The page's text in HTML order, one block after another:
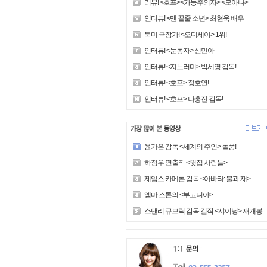
리뷰! <호프><가능주의자> <모아나>
인터뷰! <맨 끝줄 소년> 최현욱 배우
북미 극장가! <오디세이> 1위!
인터뷰! <눈동자> 신민아
인터뷰! <지느러미> 박세영 감독!
인터뷰! <호프> 정호연!
인터뷰! <호프> 나홍진 감독!
윤가은 감독 <세계의 주인> 돌풍!
하정우 연출작 <윗집 사람들>
제임스 카메론 감독 <아바타: 불과 재>
엠마 스톤의 <부고니아>
스탠리 큐브릭 감독 걸작 <샤이닝> 재개봉!